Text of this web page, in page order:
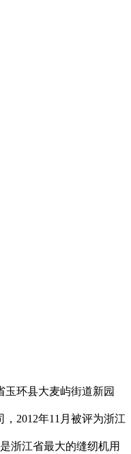
环县大麦屿街道新园
2012年11月被评为浙江
浙江省最大的缝纫机用